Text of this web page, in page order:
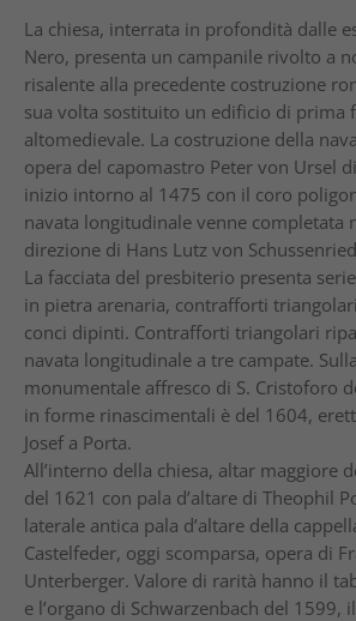
La chiesa, interrata in profondità dalle
Nero, presenta un campanile rivolto a
risalente alla precedente costruzione
sua volta sostituito un edificio di prima
altomedievale. La costruzione della
opera del capomastro Peter von Ursel
inizio intorno al 1475 con il coro
navata longitudinale venne completata
direzione di Hans Lutz von
La facciata del presbiterio presenta
in pietra arenaria, contrafforti
conci dipinti. Contrafforti triangolari
navata longitudinale a tre campate.
monumentale affresco di S. Cristoforo
in forme rinascimentali è del 1604,
Josef a Porta.
All’interno della chiesa, altar maggiore
del 1621 con pala d’altare di Theophil
laterale antica pala d’altare della
Castelfeder, oggi scomparsa, opera di
Unterberger. Valore di rarità hanno il
e l’organo di Schwarzenbach del 1599,